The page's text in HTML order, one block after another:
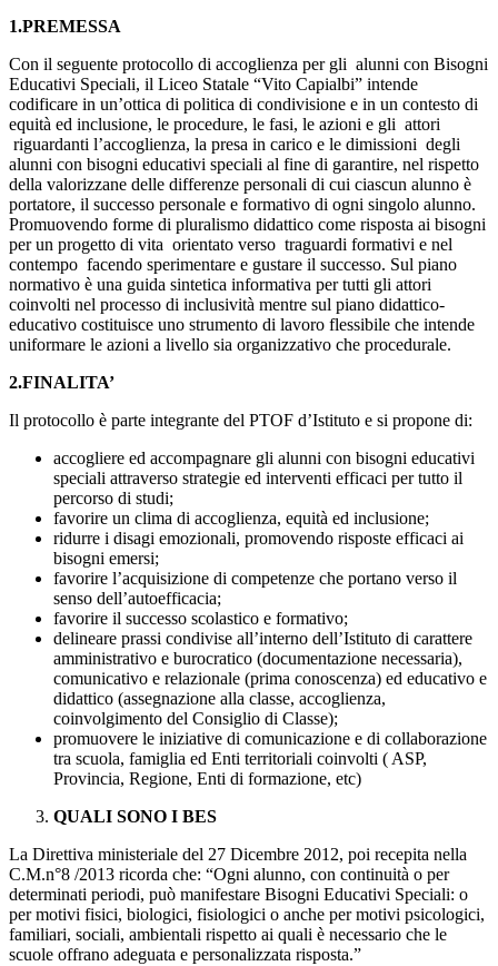
1.PREMESSA
Con il seguente protocollo di accoglienza per gli alunni con Bisogni
Educativi Speciali, il Liceo Statale “Vito Capialbi” intende
codificare in un’ottica di politica di condivisione e in un contesto di
equità ed inclusione, le procedure, le fasi, le azioni e gli attori
riguardanti l’accoglienza, la presa in carico e le dimissioni degli
alunni con bisogni educativi speciali al fine di garantire, nel rispetto
della valorizzane delle differenze personali di cui ciascun alunno è
portatore, il successo personale e formativo di ogni singolo alunno.
Promuovendo forme di pluralismo didattico come risposta ai bisogni
per un progetto di vita orientato verso traguardi formativi e nel
contempo facendo sperimentare e gustare il successo. Sul piano
normativo è una guida sintetica informativa per tutti gli attori
coinvolti nel processo di inclusività mentre sul piano didattico-
educativo costituisce uno strumento di lavoro flessibile che intende
uniformare le azioni a livello sia organizzativo che procedurale.
2.FINALITA’
Il protocollo è parte integrante del PTOF d’Istituto e si propone di:
accogliere ed accompagnare gli alunni con bisogni educativi
speciali attraverso strategie ed interventi efficaci per tutto il
percorso di studi;
favorire un clima di accoglienza, equità ed inclusione;
ridurre i disagi emozionali, promovendo risposte efficaci ai
bisogni emersi;
favorire l’acquisizione di competenze che portano verso il
senso dell’autoefficacia;
favorire il successo scolastico e formativo;
delineare prassi condivise all’interno dell’Istituto di carattere
amministrativo e burocratico (documentazione necessaria),
comunicativo e relazionale (prima conoscenza) ed educativo e
didattico (assegnazione alla classe, accoglienza,
coinvolgimento del Consiglio di Classe);
promuovere le iniziative di comunicazione e di collaborazione
tra scuola, famiglia ed Enti territoriali coinvolti ( ASP,
Provincia, Regione, Enti di formazione, etc)
QUALI SONO I BES
La Direttiva ministeriale del 27 Dicembre 2012, poi recepita nella
C.M.n°8 /2013 ricorda che: “Ogni alunno, con continuità o per
determinati periodi, può manifestare Bisogni Educativi Speciali: o
per motivi fisici, biologici, fisiologici o anche per motivi psicologici,
familiari, sociali, ambientali rispetto ai quali è necessario che le
scuole offrano adeguata e personalizzata risposta.”